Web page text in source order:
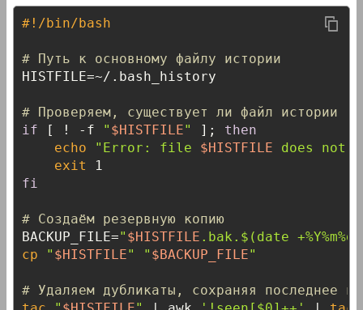
#!/bin/bash
# Путь к основному файлу истории
HISTFILE=~/.bash_history
# Проверяем, существует ли файл истории
if [ ! -f " $HISTFILE" ]; then
echo
"Error: file $HISTFILE does not
exit
fi
# Создаём резервную копию
BACKUP_FILE=" $HISTFILE .bak. $(date
cp
" $HISTFILE" " $BACKUP_FILE"
# Удаляем дубликаты, сохраняя последнее